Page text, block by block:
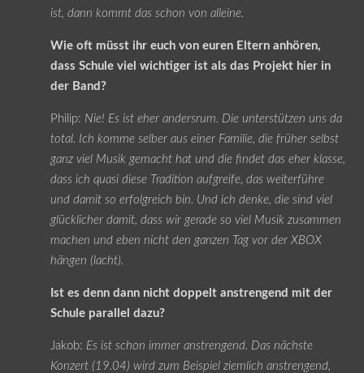
ist, dann kommt das schon von alleine.
Wie oft müsst ihr euch von euren Eltern anhören,
dass Schule viel wichtiger ist als das Projekt hier in
der Band?
Philip: Nie! Es ist eher andersrum. Die unterstützen uns da
total. Ich komme selber aus einer Familie, die früher selbst
ganz viel Musik gemacht hat und die findet das eher klasse,
dass ich quasi diese Tradition aufgreife, das weiterführe
und damit so erfolgreich bin. Und ich denke, die sind viel
glücklicher damit, dass wir gerade so viel Musik zusammen
machen und eben nicht den ganzen Tag vor der XBOX
hängen (lacht).
Ist es denn dann nicht doppelt anstrengend mit der
Schule parallel dazu?
Jakob: Es ist schon immer anstrengend. Das nächste
Konzert (19.04) wird zum Beispiel ziemlich anstrengend,